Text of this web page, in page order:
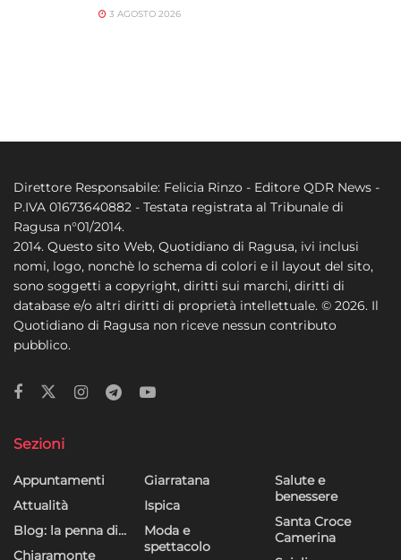
3 AGOSTO 2026
Direttore Responsabile: Felicia Rinzo - Editore QDR News -
P.IVA 01673640882 - Testata registrata al Tribunale di
Ragusa n°01/2014.
2014. Questo sito Web, Quotidiano di Ragusa, ivi inclusi
nomi, logo, nonchè lo schema di colori e il layout del sito,
sono soggetti a copyright, diritti sui marchi, diritti di
database e/o altri diritti di proprietà intellettuale. © 2026. Il
Quotidiano di Ragusa non riceve nessun contributo
pubblico.
Sezioni
Appuntamenti
Attualità
Blog: la penna di…
Chiaramonte
Giarratana
Ispica
Moda e
spettacolo
Salute e
benessere
Santa Croce
Camerina